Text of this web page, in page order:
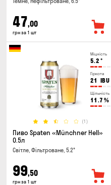
47,00
грн за 1 шт
Міцність
5.2 °
Гіркота
21 IBU
Щільність
11.7 %
(1)
Пиво Spaten «Münchner Hell»
0.5л
Світле, Фільтроване, 5.2°
99,50
грн за 1 шт